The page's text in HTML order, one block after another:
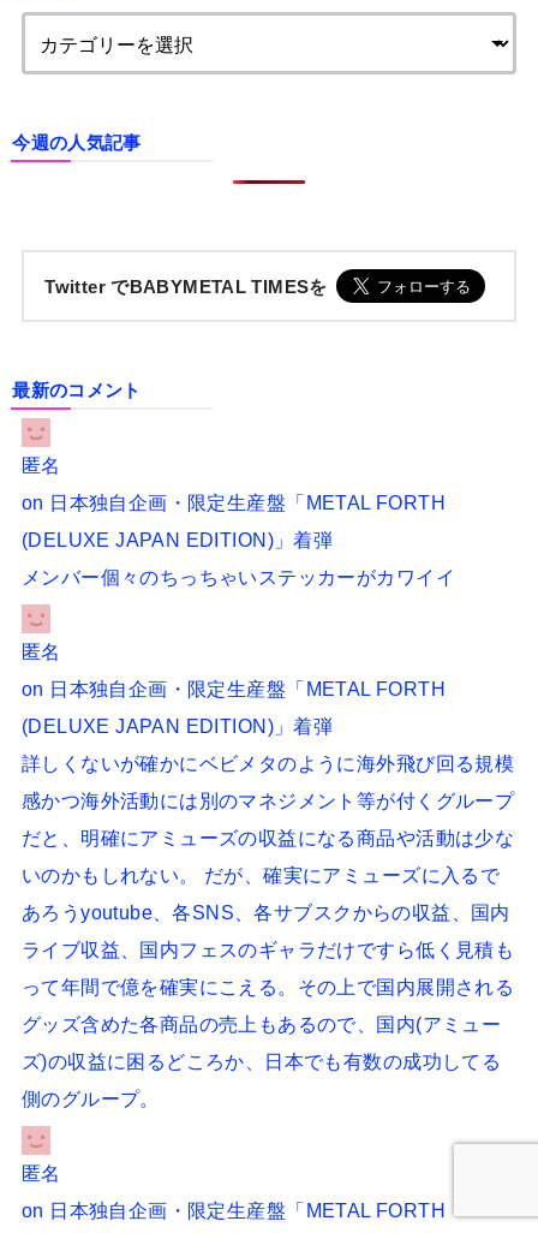
今週の人気記事
Twitter でBABYMETAL TIMESを
最新のコメント
匿名
on 日本独自企画・限定生産盤「METAL FORTH
(DELUXE JAPAN EDITION)」着弾
メンバー個々のちっちゃいステッカーがカワイイ
匿名
on 日本独自企画・限定生産盤「METAL FORTH
(DELUXE JAPAN EDITION)」着弾
詳しくないが確かにベビメタのように海外飛び回る規模
感かつ海外活動には別のマネジメント等が付くグループ
だと、明確にアミューズの収益になる商品や活動は少な
いのかもしれない。 だが、確実にアミューズに入るで
あろうyoutube、各SNS、各サブスクからの収益、国内
ライブ収益、国内フェスのギャラだけですら低く見積も
って年間で億を確実にこえる。その上で国内展開される
グッズ含めた各商品の売上もあるので、国内(アミュー
ズ)の収益に困るどころか、日本でも有数の成功してる
側のグループ。
匿名
on 日本独自企画・限定生産盤「METAL FORTH